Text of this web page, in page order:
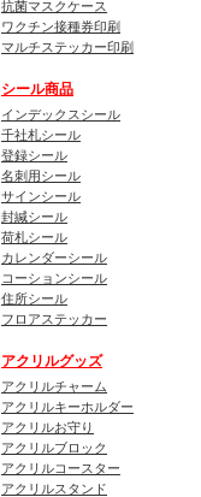
抗菌マスクケース
ワクチン接種券印刷
マルチステッカー印刷
シール商品
インデックスシール
千社札シール
登録シール
名刺用シール
サインシール
封緘シール
荷札シール
カレンダーシール
コーションシール
住所シール
フロアステッカー
アクリルグッズ
アクリルチャーム
アクリルキーホルダー
アクリルお守り
アクリルブロック
アクリルコースター
アクリルスタンド